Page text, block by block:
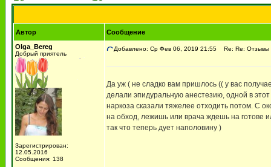
Автор
Сообщение
Olga_Bereg
Добрый приятель
Зарегистрирован:
12.05.2016
Сообщения: 138
Добавлено: Ср Фев 06, 2019 21:55 Re: Re:
Да уж ( не сладко вам пришлось (( у вас
делали эпидуральную анестезию, одной в
наркоза сказали тяжелее отходить потом. С
на обход, лежишь или врача ждешь на готове
так что теперь дует наполовину )